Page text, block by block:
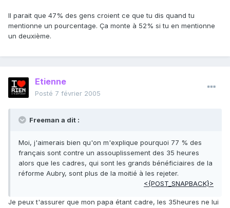
Il parait que 47% des gens croient ce que tu dis quand tu
mentionne un pourcentage. Ça monte à 52% si tu en mentionne
un deuxième.
Etienne
Posté 7 février 2005
Freeman a dit :
Moi, j'aimerais bien qu'on m'explique pourquoi 77 % des
français sont contre un assouplissement des 35 heures
alors que les cadres, qui sont les grands bénéficiaires de la
réforme Aubry, sont plus de la moitié à les rejeter.
<{POST_SNAPBACK}>
Je peux t'assurer que mon papa étant cadre, les 35heures ne lui